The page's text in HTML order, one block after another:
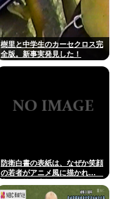
樹里と中学生のカーセクロス完
全版。新事実発見した！
防衛白書の表紙は、なぜか笑顔
の若者がアニメ風に描かれ…
感に戸惑いの声